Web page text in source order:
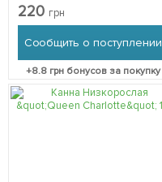
220 грн
Сообщить о поступлении
+8.8 грн бонусов за покупку